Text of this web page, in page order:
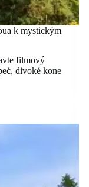
k mystickým
filmový
divoké kone